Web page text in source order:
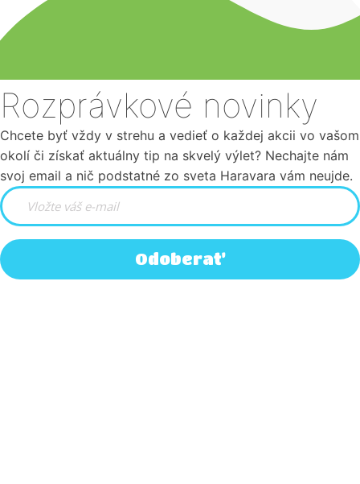
Rozprávkové novinky
Chcete byť vždy v strehu a vedieť o každej akcii vo vašom
okolí či získať aktuálny tip na skvelý výlet? Nechajte nám
svoj email a nič podstatné zo sveta Haravara vám neujde.
Odoberať